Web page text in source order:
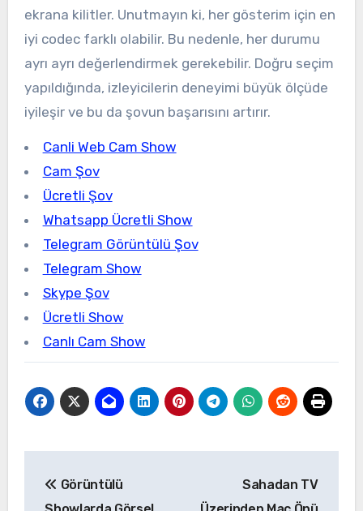
ekrana kilitler. Unutmayın ki, her gösterim için en
iyi codec farklı olabilir. Bu nedenle, her durumu
ayrı ayrı değerlendirmek gerekebilir. Doğru seçim
yapıldığında, izleyicilerin deneyimi büyük ölçüde
iyileşir ve bu da şovun başarısını artırır.
Canli Web Cam Show
Cam Şov
Ücretli Şov
Whatsapp Ücretli Show
Telegram Görüntülü Şov
Telegram Show
Skype Şov
Ücretli Show
Canlı Cam Show
gezinmesi
Görüntülü
Sahadan TV